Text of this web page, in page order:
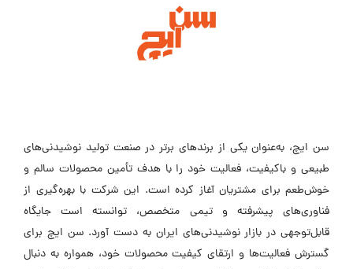
سن ایچ، به‌عنوان یکی از برندهای برتر در صنعت تولید نوشیدنی‌های
طبیعی و باکیفیت، فعالیت خود را با هدف تأمین محصولات سالم و
خوش‌طعم برای مشتریان آغاز کرده است. این شرکت با بهره‌گیری از
فناوری‌های پیشرفته و تیمی متخصص، توانسته است جایگاه
قابل‌توجهی در بازار نوشیدنی‌های ایران به دست آورد. سن ایچ برای
گسترش فعالیت‌ها و ارتقای کیفیت محصولات خود، همواره به دنبال